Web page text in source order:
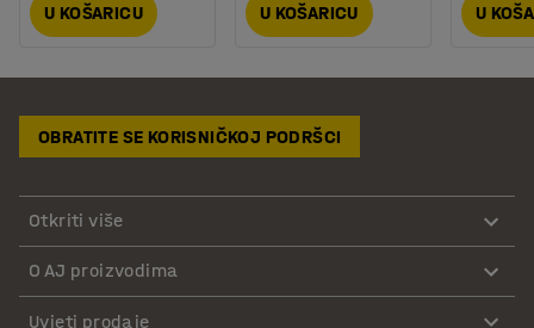
U KOŠARICU U KOŠARICU U
OBRATITE SE KORISNIČKOJ PODRŠCI
Otkriti više
O AJ proizvodima
Uvjeti prodaje